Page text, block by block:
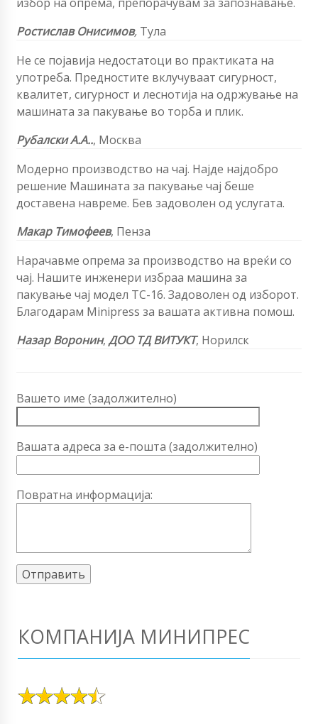
Ростислав Онисимов, Тула
Не се појавија недостатоци во практиката на
употреба. Предностите вклучуваат сигурност,
квалитет, сигурност и леснотија на одржување на
машината за пакување во торба и плик.
Рубалски А.А.., Москва
Модерно производство на чај. Најде најдобро
решение Машината за пакување чај беше
доставена навреме. Бев задоволен од услугата.
Макар Тимофеев, Пенза
Нарачавме опрема за производство на вреќи со
чај. Нашите инженери избраа машина за
пакување чај модел TC-16. Задоволен од изборот.
Благодарам Minipress за вашата активна помош.
Назар Воронин, ДОО ТД ВИТУКТ, Норилск
Вашето име (задолжително)
Вашата адреса за е-пошта (задолжително)
Повратна информација:
КОМПАНИЈА МИНИПРЕС